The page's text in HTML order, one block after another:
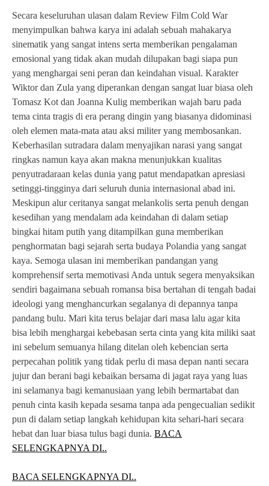
Secara keseluruhan ulasan dalam Review Film Cold War
menyimpulkan bahwa karya ini adalah sebuah mahakarya
sinematik yang sangat intens serta memberikan pengalaman
emosional yang tidak akan mudah dilupakan bagi siapa pun
yang menghargai seni peran dan keindahan visual. Karakter
Wiktor dan Zula yang diperankan dengan sangat luar biasa oleh
Tomasz Kot dan Joanna Kulig memberikan wajah baru pada
tema cinta tragis di era perang dingin yang biasanya didominasi
oleh elemen mata-mata atau aksi militer yang membosankan.
Keberhasilan sutradara dalam menyajikan narasi yang sangat
ringkas namun kaya akan makna menunjukkan kualitas
penyutradaraan kelas dunia yang patut mendapatkan apresiasi
setinggi-tingginya dari seluruh dunia internasional abad ini.
Meskipun alur ceritanya sangat melankolis serta penuh dengan
kesedihan yang mendalam ada keindahan di dalam setiap
bingkai hitam putih yang ditampilkan guna memberikan
penghormatan bagi sejarah serta budaya Polandia yang sangat
kaya. Semoga ulasan ini memberikan pandangan yang
komprehensif serta memotivasi Anda untuk segera menyaksikan
sendiri bagaimana sebuah romansa bisa bertahan di tengah badai
ideologi yang menghancurkan segalanya di depannya tanpa
pandang bulu. Mari kita terus belajar dari masa lalu agar kita
bisa lebih menghargai kebebasan serta cinta yang kita miliki saat
ini sebelum semuanya hilang ditelan oleh kebencian serta
perpecahan politik yang tidak perlu di masa depan nanti secara
jujur dan berani bagi kebaikan bersama di jagat raya yang luas
ini selamanya bagi kemanusiaan yang lebih bermartabat dan
penuh cinta kasih kepada sesama tanpa ada pengecualian sedikit
pun di dalam setiap langkah kehidupan kita sehari-hari secara
hebat dan luar biasa tulus bagi dunia. BACA
SELENGKAPNYA DI..
BACA SELENGKAPNYA DI..